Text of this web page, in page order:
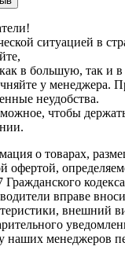
ситуацией в
в большую, так и
у менеджера.
неудобства.
чтобы
о товарах,
офертой,
Гражданского
вправе
внешний
наших менеджеров